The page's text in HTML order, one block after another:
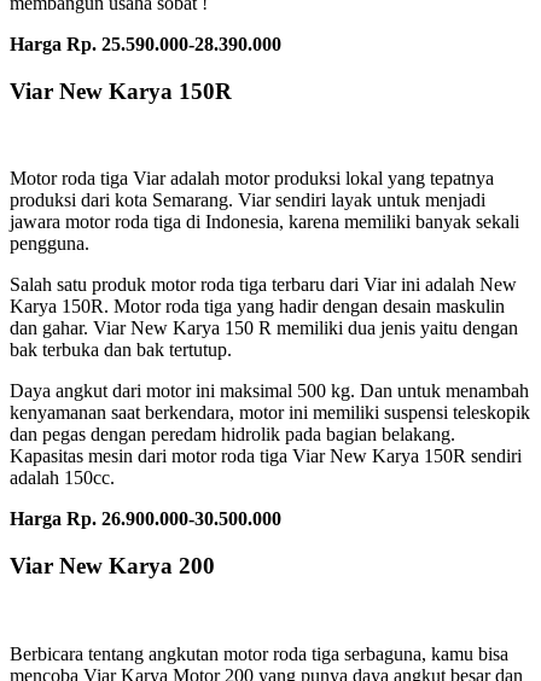
Harga Rp. 25.590.000-28.390.000
Viar New Karya 150R
Motor roda tiga Viar adalah motor produksi lokal yang tepatnya
produksi dari kota Semarang. Viar sendiri layak untuk menjadi
jawara motor roda tiga di Indonesia, karena memiliki banyak sekali
pengguna.
Salah satu produk motor roda tiga terbaru dari Viar ini adalah New
Karya 150R. Motor roda tiga yang hadir dengan desain maskulin
dan gahar. Viar New Karya 150 R memiliki dua jenis yaitu dengan
bak terbuka dan bak tertutup.
Daya angkut dari motor ini maksimal 500 kg. Dan untuk menambah
kenyamanan saat berkendara, motor ini memiliki suspensi teleskopik
dan pegas dengan peredam hidrolik pada bagian belakang.
Kapasitas mesin dari motor roda tiga Viar New Karya 150R sendiri
adalah 150cc.
Harga Rp. 26.900.000-30.500.000
Viar New Karya 200
Berbicara tentang angkutan motor roda tiga serbaguna, kamu bisa
mencoba Viar Karya Motor 200 yang punya daya angkut besar dan